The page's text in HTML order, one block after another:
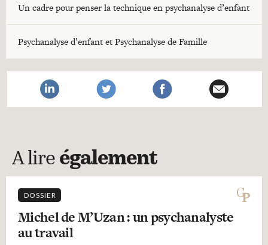
Un cadre pour penser la technique en psychanalyse d’enfant
Psychanalyse d’enfant et Psychanalyse de Famille
A lire également
DOSSIER
Michel de M’Uzan : un psychanalyste
au travail